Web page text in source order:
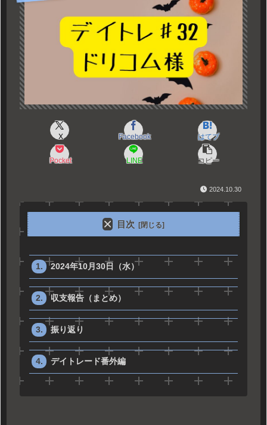
X Facebook はてブ
Pocket LINE コピー
2024.10.30
目次
2024年10月30日（水）
収支報告（まとめ）
振り返り
デイトレード番外編